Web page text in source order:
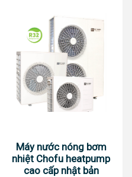
Máy nước nóng bơm
nhiệt Chofu heatpump
cao cấp nhật bản